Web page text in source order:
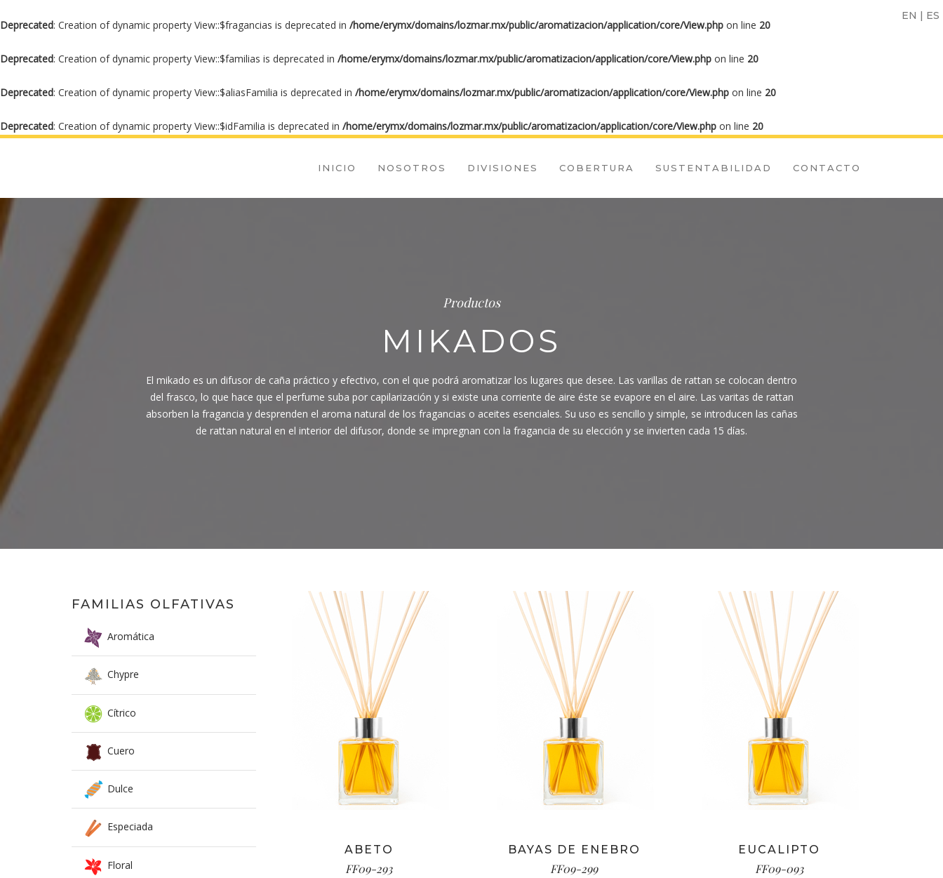
Deprecated: Creation of dynamic property View::$fragancias is deprecated in /home/erymx/domains/lozmar.mx/public/aromatizacion/application/core/View.php on line 20
Deprecated: Creation of dynamic property View::$familias is deprecated in /home/erymx/domains/lozmar.mx/public/aromatizacion/application/core/View.php on line 20
Deprecated: Creation of dynamic property View::$aliasFamilia is deprecated in /home/erymx/domains/lozmar.mx/public/aromatizacion/application/core/View.php on line 20
Deprecated: Creation of dynamic property View::$idFamilia is deprecated in /home/erymx/domains/lozmar.mx/public/aromatizacion/application/core/View.php on line 20
EN | ES
INICIO NOSOTROS DIVISIONES COBERTURA SUSTENTABILIDAD CONTACTO
Productos
MIKADOS
El mikado es un difusor de caña práctico y efectivo, con el que podrá aromatizar los lugares que desee. Las varillas de rattan se colocan dentro
del frasco, lo que hace que el perfume suba por capilarización y si existe una corriente de aire éste se evapore en el aire. Las varitas de rattan
absorben la fragancia y desprenden el aroma natural de los fragancias o aceites esenciales. Su uso es sencillo y simple, se introducen las cañas
de rattan natural en el interior del difusor, donde se impregnan con la fragancia de su elección y se invierten cada 15 días.
FAMILIAS OLFATIVAS
Aromática
Chypre
Cítrico
Cuero
Dulce
Especiada
Floral
ABETO
FF09-293
BAYAS DE ENEBRO
FF09-299
EUCALIPTO
FF09-093